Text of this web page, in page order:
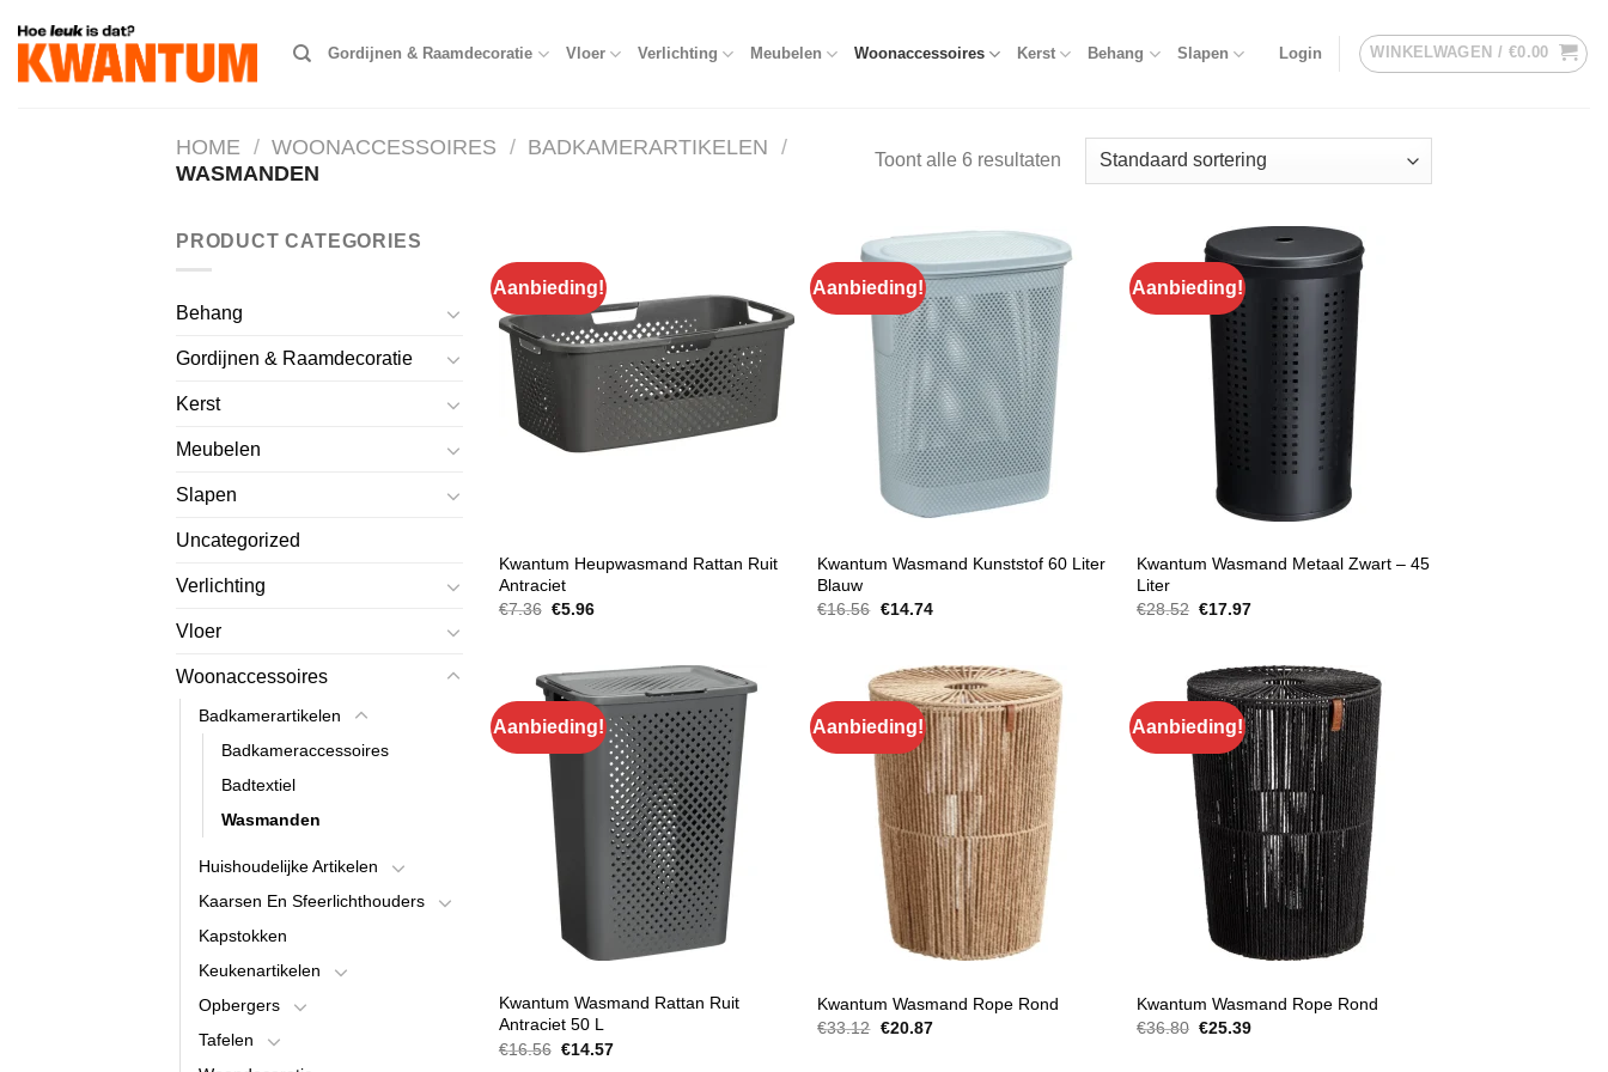
naar
inhoud
Gordijnen & Raamdecoratie Vloer Verlichting Meubelen Woonaccessoires Kerst Behang Slapen Login WINKELWAGEN / €0.00
HOME / WOONACCESSOIRES / BADKAMERARTIKELEN /
WASMANDEN
Toont alle 6 resultaten
PRODUCT CATEGORIES
Behang
Gordijnen & Raamdecoratie
Kerst
Meubelen
Slapen
Uncategorized
Verlichting
Vloer
Woonaccessoires
Badkamerartikelen
Badkameraccessoires
Badtextiel
Wasmanden
Huishoudelijke Artikelen
Kaarsen En Sfeerlichthouders
Kapstokken
Keukenartikelen
Opbergers
Tafelen
Aanbieding!
Kwantum Heupwasmand Rattan Ruit
Antraciet
€7.36 Oorspronkelijke
€5.96Huidige
Aanbieding!
Kwantum Wasmand Kunststof 60 Liter
Blauw
€16.56 Oorspronkelijke
€14.74Huidige
Aanbieding!
Kwantum Wasmand Metaal Zwart – 45
Liter
€28.52 Oorspronkelijke
€17.97Huidige
Aanbieding!
Kwantum Wasmand Rattan Ruit
Antraciet 50 L
€16.56 Oorspronkelijke
€14.57Huidige
Aanbieding!
Kwantum Wasmand Rope Rond
€33.12 Oorspronkelijke
€20.87Huidige
Aanbieding!
Kwantum Wasmand Rope Rond
€36.80 Oorspronkelijke
€25.39Huidige